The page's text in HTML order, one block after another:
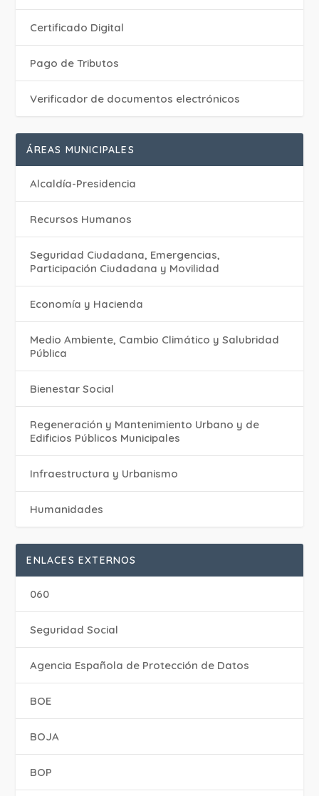
Certificado Digital
Pago de Tributos
Verificador de documentos electrónicos
ÁREAS MUNICIPALES
Alcaldía-Presidencia
Recursos Humanos
Seguridad Ciudadana, Emergencias,
Participación Ciudadana y Movilidad
Economía y Hacienda
Medio Ambiente, Cambio Climático y Salubridad
Pública
Bienestar Social
Regeneración y Mantenimiento Urbano y de
Edificios Públicos Municipales
Infraestructura y Urbanismo
Humanidades
ENLACES EXTERNOS
060
Seguridad Social
Agencia Española de Protección de Datos
BOE
BOJA
BOP